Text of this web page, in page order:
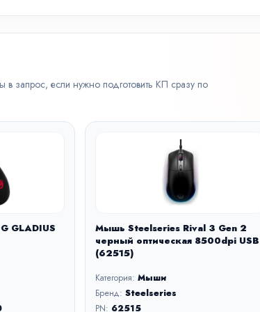
в запрос, если нужно подготовить КП сразу по
GLADIUS
Мышь Steelseries Rival 3 Gen 2
черный оптическая 8500dpi USB
(62515)
Категория: Мыши
Бренд: Steelseries
PN: 62515